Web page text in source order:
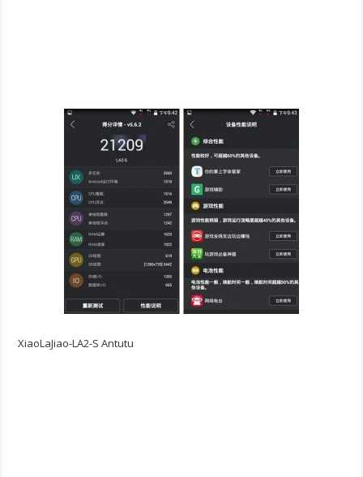
XiaoLaJiao-LA2-S Antutu